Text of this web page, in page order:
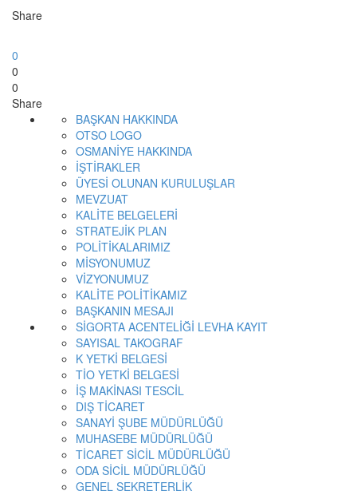
Share
0
0
0
Share
BAŞKAN HAKKINDA
OTSO LOGO
OSMANİYE HAKKINDA
İŞTİRAKLER
ÜYESİ OLUNAN KURULUŞLAR
MEVZUAT
KALİTE BELGELERİ
STRATEJİK PLAN
POLİTİKALARIMIZ
MİSYONUMUZ
VİZYONUMUZ
KALİTE POLİTİKAMIZ
BAŞKANIN MESAJI
SİGORTA ACENTELİĞİ LEVHA KAYIT
SAYISAL TAKOGRAF
K YETKİ BELGESİ
TİO YETKİ BELGESİ
İŞ MAKİNASI TESCİL
DIŞ TİCARET
SANAYİ ŞUBE MÜDÜRLÜĞÜ
MUHASEBE MÜDÜRLÜĞÜ
TİCARET SİCİL MÜDÜRLÜĞÜ
ODA SİCİL MÜDÜRLÜĞÜ
GENEL SEKRETERLİK